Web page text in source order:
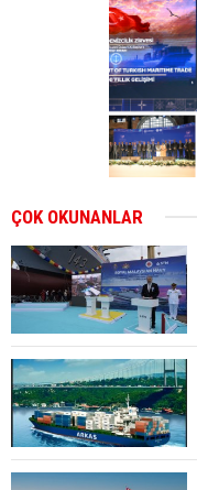
ÇOK OKUNANLAR